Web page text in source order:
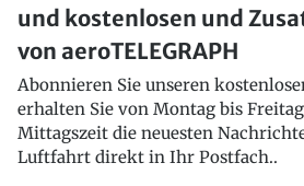
und kostenlosen und
von aeroTELEGRAPH
Abonnieren Sie unseren
erhalten Sie von Montag bis
Mittagszeit die neuesten
Luftfahrt direkt in Ihr Postfach..